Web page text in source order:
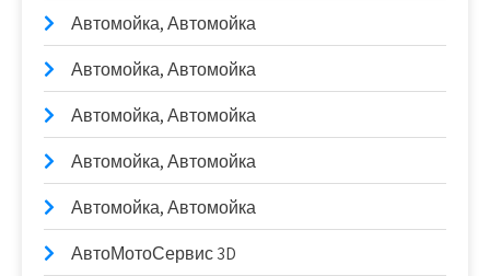
Автомойка, Автомойка
Автомойка, Автомойка
Автомойка, Автомойка
Автомойка, Автомойка
Автомойка, Автомойка
АвтоМотоСервис 3D